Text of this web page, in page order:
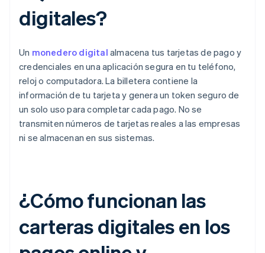
digitales?
Un monedero digital almacena tus tarjetas de pago y
credenciales en una aplicación segura en tu teléfono,
reloj o computadora. La billetera contiene la
información de tu tarjeta y genera un token seguro de
un solo uso para completar cada pago. No se
transmiten números de tarjetas reales a las empresas
ni se almacenan en sus sistemas.
¿Cómo funcionan las
carteras digitales en los